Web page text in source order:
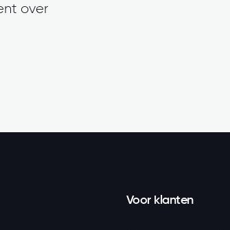
over
Voor klanten